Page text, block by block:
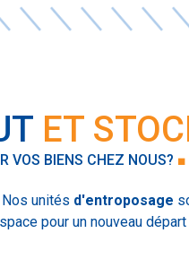
ET
VOS BIENS CHEZ NOUS? ■
unités d'entroposage
pour un nouveau